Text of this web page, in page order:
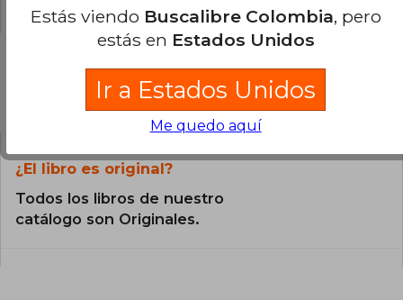
Preguntas frecuentes sobre el libro
¿El libro es original?
Todos los libros de nuestro
catálogo son Originales.
Estás viendo Buscalibre Colombia, pero
estás en Estados Unidos
Ir a Estados Unidos
Me quedo aquí